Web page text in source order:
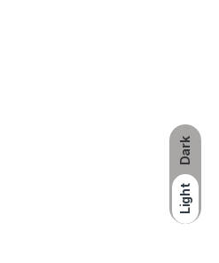
Dark
Light